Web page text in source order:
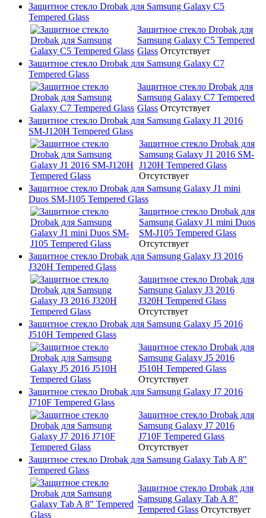
Защитное стекло Drobak для Samsung Galaxy C5
Tempered Glass
Защитное стекло Drobak для
Samsung Galaxy C5 Tempered
Glass Отсутствует
Защитное стекло Drobak для Samsung Galaxy C7
Tempered Glass
Защитное стекло Drobak для
Samsung Galaxy C7 Tempered
Glass Отсутствует
Защитное стекло Drobak для Samsung Galaxy J1 2016
SM-J120H Tempered Glass
Защитное стекло Drobak для
Samsung Galaxy J1 2016 SM-
J120H Tempered Glass
Отсутствует
Защитное стекло Drobak для Samsung Galaxy J1 mini
Duos SM-J105 Tempered Glass
Защитное стекло Drobak для
Samsung Galaxy J1 mini Duos
SM-J105 Tempered Glass
Отсутствует
Защитное стекло Drobak для Samsung Galaxy J3 2016
J320H Tempered Glass
Защитное стекло Drobak для
Samsung Galaxy J3 2016
J320H Tempered Glass
Отсутствует
Защитное стекло Drobak для Samsung Galaxy J5 2016
J510H Tempered Glass
Защитное стекло Drobak для
Samsung Galaxy J5 2016
J510H Tempered Glass
Отсутствует
Защитное стекло Drobak для Samsung Galaxy J7 2016
J710F Tempered Glass
Защитное стекло Drobak для
Samsung Galaxy J7 2016
J710F Tempered Glass
Отсутствует
Защитное стекло Drobak для Samsung Galaxy Tab A 8"
Tempered Glass
Защитное стекло Drobak для
Samsung Galaxy Tab A 8"
Tempered Glass Отсутствует